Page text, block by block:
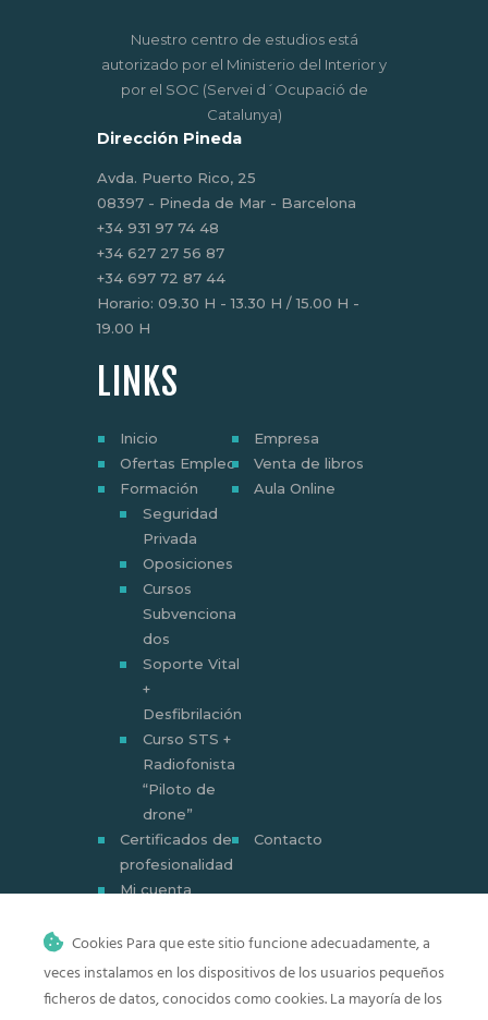
Nuestro centro de estudios está
autorizado por el Ministerio del Interior y
por el SOC (Servei d´Ocupació de
Catalunya)
Dirección Pineda
Avda. Puerto Rico, 25
08397 - Pineda de Mar - Barcelona
‎+34 931 97 74 48
+34 627 27 56 87
+34 697 72 87 44
Horario: 09.30 H - 13.30 H / 15.00 H -
19.00 H
LINKS
Inicio
Empresa
Ofertas Empleo
Venta de libros
Formación
Seguridad
Privada
Oposiciones
Cursos
Subvenciona
dos
Soporte Vital
+
Desfibrilación
Curso STS +
Radiofonista
“Piloto de
drone”
Aula Online
Certificados de
profesionalidad
Contacto
Mi cuenta
Cookies Para que este sitio funcione adecuadamente, a
veces instalamos en los dispositivos de los usuarios pequeños
ficheros de datos, conocidos como cookies. La mayoría de los